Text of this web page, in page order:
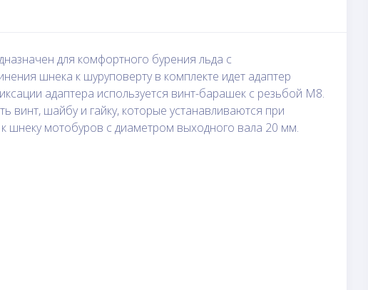
для комфортного бурения льда с
шнека к шуруповерту в комплекте идет адаптер
адаптера используется винт-барашек с резьбой М8.
шайбу и гайку, которые устанавливаются при
шнеку мотобуров с диаметром выходного вала 20 мм.